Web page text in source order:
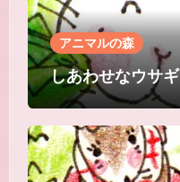
アニマルの森
しあわせなウサギ